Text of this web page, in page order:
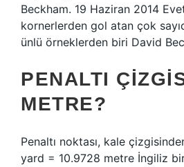
Beckham. 19 Haziran 2014
kornerlerden gol atan çok
ünlü örneklerden biri David
PENALTI
METRE?
Penaltı noktası, kale
yard = 10.9728 metre İngiliz